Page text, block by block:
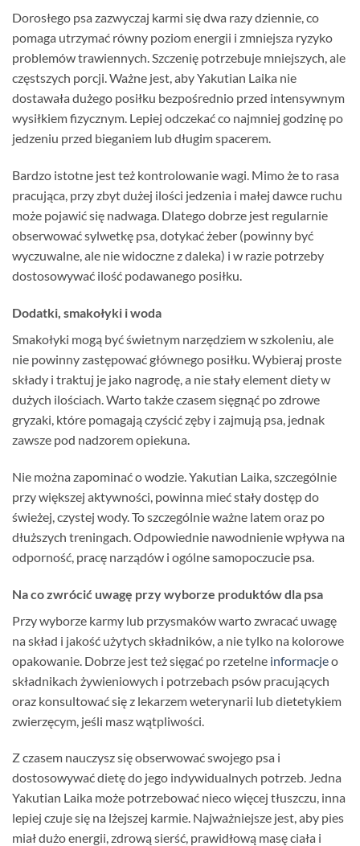
Dorosłego psa zazwyczaj karmi się dwa razy dziennie, co
pomaga utrzymać równy poziom energii i zmniejsza ryzyko
problemów trawiennych. Szczenię potrzebuje mniejszych, ale
częstszych porcji. Ważne jest, aby Yakutian Laika nie
dostawała dużego posiłku bezpośrednio przed intensywnym
wysiłkiem fizycznym. Lepiej odczekać co najmniej godzinę po
jedzeniu przed bieganiem lub długim spacerem.
Bardzo istotne jest też kontrolowanie wagi. Mimo że to rasa
pracująca, przy zbyt dużej ilości jedzenia i małej dawce ruchu
może pojawić się nadwaga. Dlatego dobrze jest regularnie
obserwować sylwetkę psa, dotykać żeber (powinny być
wyczuwalne, ale nie widoczne z daleka) i w razie potrzeby
dostosowywać ilość podawanego posiłku.
Dodatki, smakołyki i woda
Smakołyki mogą być świetnym narzędziem w szkoleniu, ale
nie powinny zastępować głównego posiłku. Wybieraj proste
składy i traktuj je jako nagrodę, a nie stały element diety w
dużych ilościach. Warto także czasem sięgnąć po zdrowe
gryzaki, które pomagają czyścić zęby i zajmują psa, jednak
zawsze pod nadzorem opiekuna.
Nie można zapominać o wodzie. Yakutian Laika, szczególnie
przy większej aktywności, powinna mieć stały dostęp do
świeżej, czystej wody. To szczególnie ważne latem oraz po
dłuższych treningach. Odpowiednie nawodnienie wpływa na
odporność, pracę narządów i ogólne samopoczucie psa.
Na co zwrócić uwagę przy wyborze produktów dla psa
Przy wyborze karmy lub przysmaków warto zwracać uwagę
na skład i jakość użytych składników, a nie tylko na kolorowe
opakowanie. Dobrze jest też sięgać po rzetelne informacjeo
składnikach żywieniowych i potrzebach psów pracujących
oraz konsultować się z lekarzem weterynarii lub dietetykiem
zwierzęcym, jeśli masz wątpliwości.
Z czasem nauczysz się obserwować swojego psa i
dostosowywać dietę do jego indywidualnych potrzeb. Jedna
Yakutian Laika może potrzebować nieco więcej tłuszczu, inna
lepiej czuje się na lżejszej karmie. Najważniejsze jest, aby pies
miał dużo energii, zdrową sierść, prawidłową masę ciała i